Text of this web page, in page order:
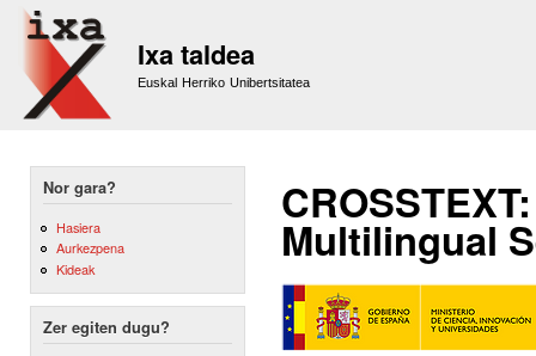
Ixa taldea
Euskal Herriko Unibertsitatea
Nor gara?
Hasiera
Aurkezpena
Kideak
Zer egiten dugu?
Multilingual